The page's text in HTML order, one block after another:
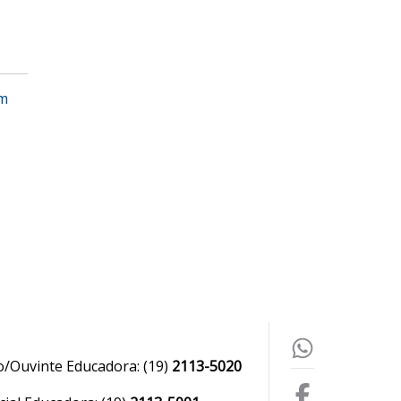
Ouvinte Educadora: (19) 2113-5020